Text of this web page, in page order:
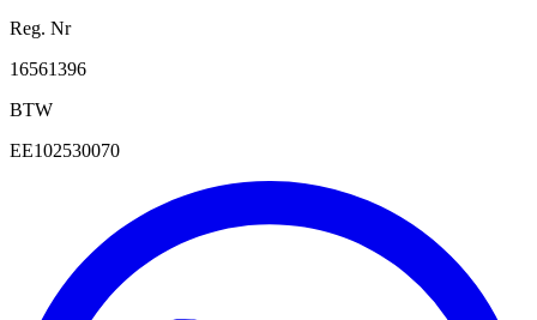
Reg. Nr
16561396
BTW
EE102530070